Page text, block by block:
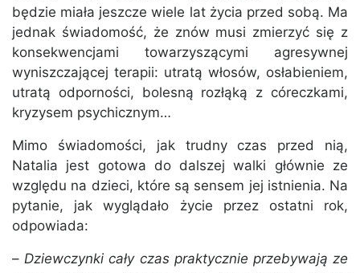
będzie miała jeszcze wiele lat życia przed sobą. Ma
jednak świadomość, że znów musi zmierzyć się z
konsekwencjami towarzyszącymi agresywnej
wyniszczającej terapii: utratą włosów, osłabieniem,
utratą odporności, bolesną rozłąką z córeczkami,
kryzysem psychicznym…
Mimo świadomości, jak trudny czas przed nią,
Natalia jest gotowa do dalszej walki głównie ze
względu na dzieci, które są sensem jej istnienia. Na
pytanie, jak wyglądało życie przez ostatni rok,
odpowiada:
– Dziewczynki cały czas praktycznie przebywają ze